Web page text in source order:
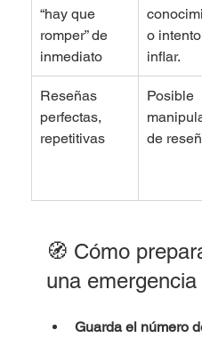
“hay que
romper” de
inmediato
o
inflar.
Reseñas
perfectas,
repetitivas
Posible
de
🧭 Cómo
una emergencia
Guarda el número